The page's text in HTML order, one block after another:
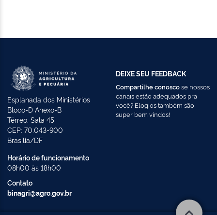
Esplanada dos Ministérios
Bloco-D Anexo-B
Térreo, Sala 45
CEP: 70.043-900
Brasília/DF
Horário de funcionamento
08h00 às 18h00
Contato
binagri@agro.gov.br
DEIXE SEU FEEDBACK
Compartilhe conoscose nossos
canais estão adequados pra
você? Elogios também são
super bem vindos!